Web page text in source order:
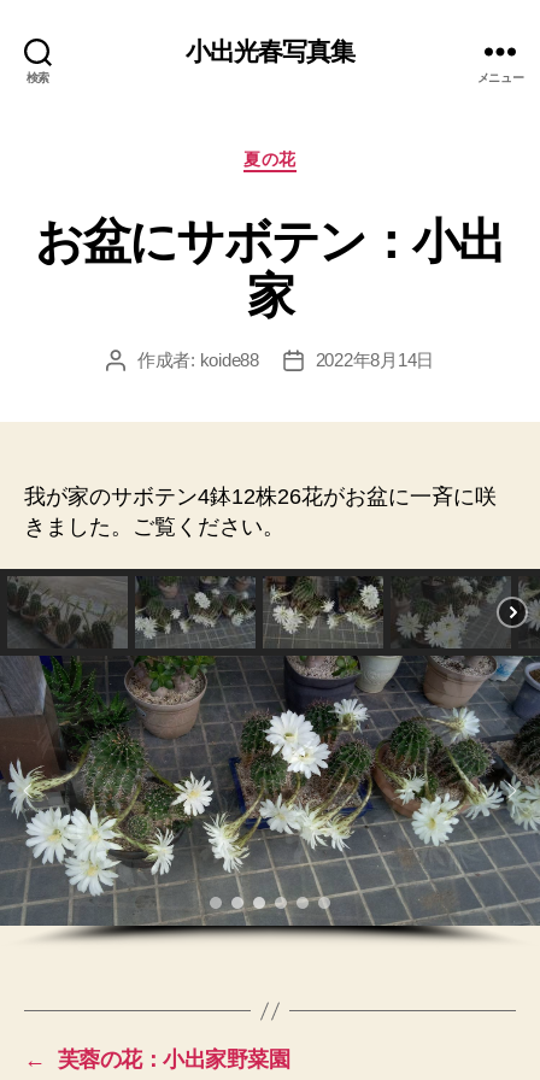
検索
小出光春写真集
メニュー
カ
リ
ー
夏の花
お盆にサボテン：小出
家
投 作成者: koide88
投
2022年8月14日
我が家のサボテン4鉢12株26花がお盆に一斉に咲
きました。ご覧ください。
← 芙蓉の花：小出家野菜園